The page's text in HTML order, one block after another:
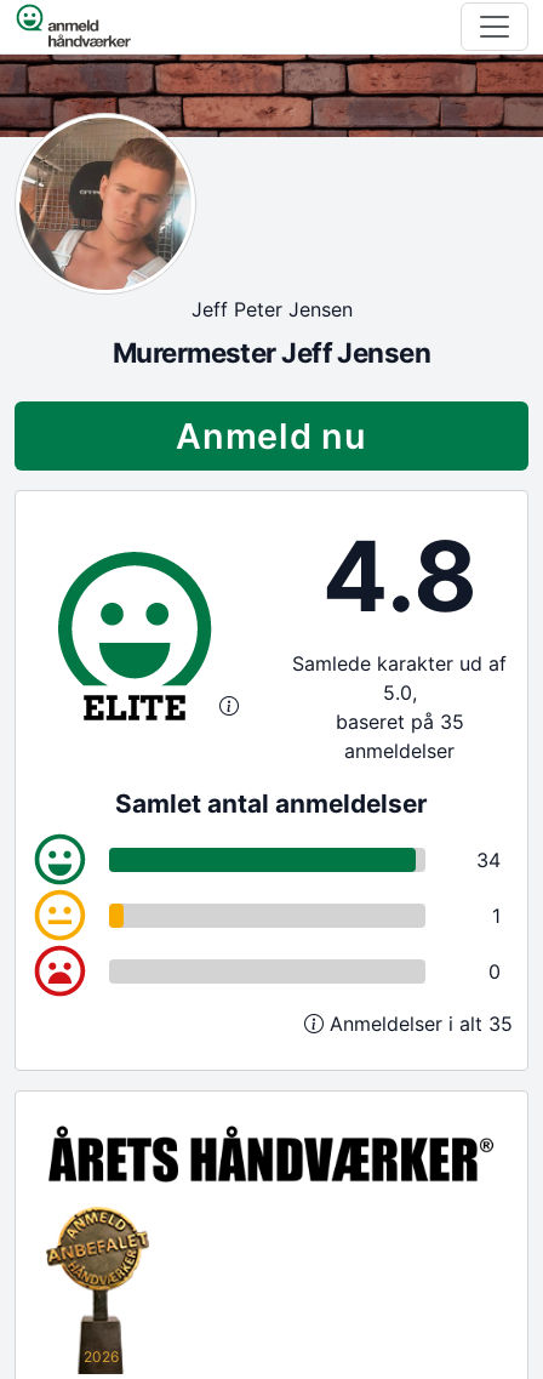
Spring til indhold
Jeff Peter Jensen
Murermester Jeff Jensen
Anmeld nu
4.8
Samlede karakter ud af
5.0,
baseret på 35
anmeldelser
Samlet antal anmeldelser
34
1
0
Anmeldelser i alt 35
2026